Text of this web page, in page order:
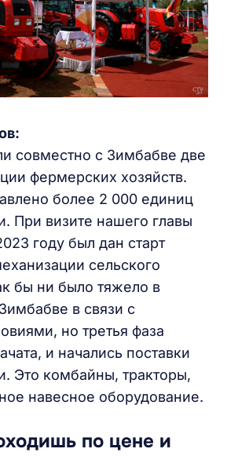
совместно с Зимбабве две
фермерских хозяйств.
более 2 000 единиц
При визите нашего главы
году был дан старт
сельского
бы ни было тяжело в
в связи с
но третья фаза
и начались поставки
Это комбайны, тракторы,
навесное оборудование.
по цене и